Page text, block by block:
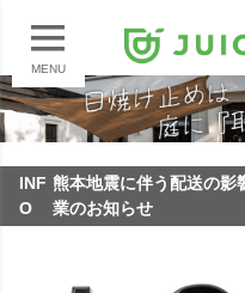
MENU
INF
O
熊本地震に伴う配送の影
業のお知らせ